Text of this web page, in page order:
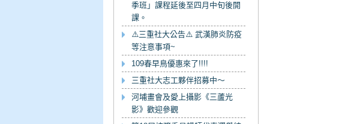
季班」課程延後至四月中旬後開
課。
⚠️三重社大公告⚠️ 武漢肺炎防疫
等注意事項~
109春早鳥優惠來了!!!!
三重社大志工夥伴招募中～
河埔畫會及愛上攝影《三蘆光
影》歡迎參觀